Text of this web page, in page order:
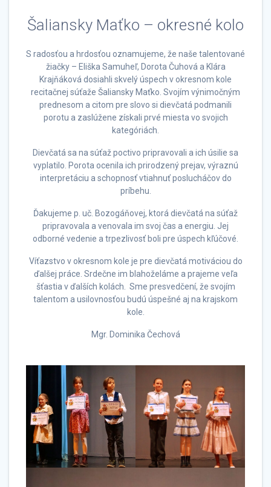
Šaliansky Maťko – okresné kolo
S radosťou a hrdosťou oznamujeme, že naše talentované
žiačky – Eliška Samuheľ, Dorota Čuhová a Klára
Krajňáková dosiahli skvelý úspech v okresnom kole
recitačnej súťaže Šaliansky Maťko. Svojím výnimočným
prednesom a citom pre slovo si dievčatá podmanili
porotu a zaslúžene získali prvé miesta vo svojich
kategóriách.
Dievčatá sa na súťaž poctivo pripravovali a ich úsilie sa
vyplatilo. Porota ocenila ich prirodzený prejav, výraznú
interpretáciu a schopnosť vtiahnuť poslucháčov do
príbehu.
Ďakujeme p. uč. Bozogáňovej, ktorá dievčatá na súťaž
pripravovala a venovala im svoj čas a energiu. Jej
odborné vedenie a trpezlivosť boli pre úspech kľúčové.
Víťazstvo v okresnom kole je pre dievčatá motiváciou do
ďalšej práce. Srdečne im blahoželáme a prajeme veľa
šťastia v ďalších kolách. Sme presvedčení, že svojím
talentom a usilovnosťou budú úspešné aj na krajskom
kole.
Mgr. Dominika Čechová